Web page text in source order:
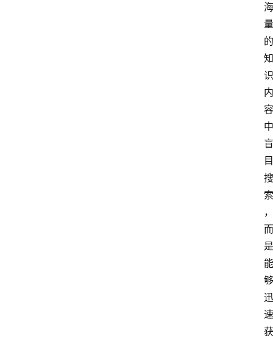
海
量
的
知
识
内
容
中
盲
目
搜
索
，
而
是
能
够
迅
速
获